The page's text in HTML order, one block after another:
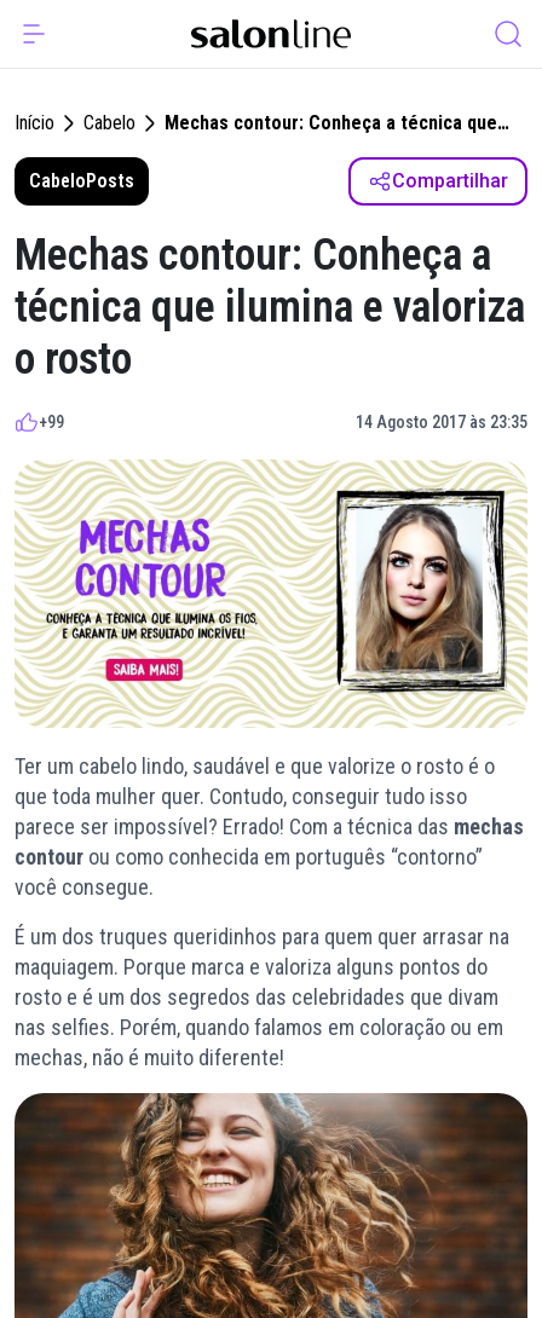
Início Cabelo
Mechas contour: Conheça a técnica que
ilumina e valoriza o rosto
CabeloPosts Compartilhar
Mechas contour: Conheça a
técnica que ilumina e valoriza
o rosto
+99 14 Agosto 2017 às 23:35
Ter um cabelo lindo, saudável e que valorize o rosto é o
que toda mulher quer. Contudo, conseguir tudo isso
parece ser impossível? Errado! Com a técnica das mechas
contour ou como conhecida em português “contorno”
você consegue.
É um dos truques queridinhos para quem quer arrasar na
maquiagem. Porque marca e valoriza alguns pontos do
rosto e é um dos segredos das celebridades que divam
nas selfies. Porém, quando falamos em coloração ou em
mechas, não é muito diferente!